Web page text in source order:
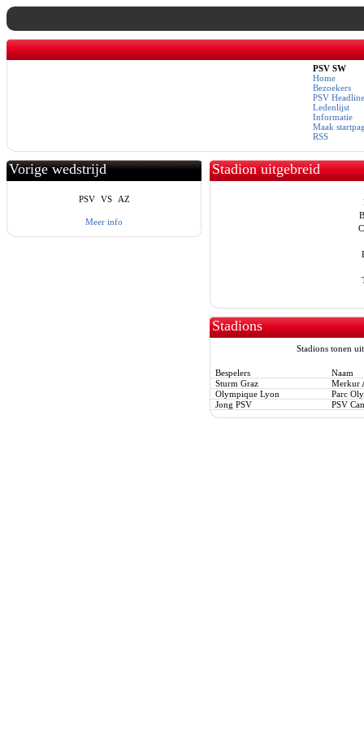
PSV SW
Home
Bezoekers
PSV
Ledenlijst
Informatie
Maak
RSS
Vorige wedstrijd
PSV VS AZ
Meer info
Stadion uitgebreid
Stadions
Stadions tonen
Bespelers
Naam
Sturm Graz
Merkur
Olympique Lyon
Parc
Jong PSV
PSV